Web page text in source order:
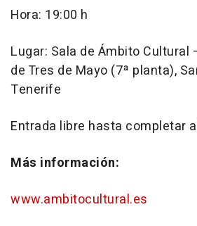
Hora: 19:00 h
Lugar: Sala de Ámbito Cultural
de Tres de Mayo (7ª planta),
Tenerife
Entrada libre hasta completar
Más información:
www.ambitocultural.es